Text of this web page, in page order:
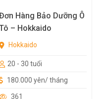
Hàng Bảo Dưỡng Ô
– Hokkaido
Hokkaido
20 - 30 tuổi
180.000 yên/ tháng
361